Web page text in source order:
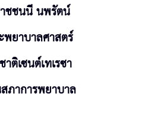
ชชนนี นพรัตน์
ยาบาลศาสตร์
ติเซนต์เทเรซา
ภาการพยาบาล